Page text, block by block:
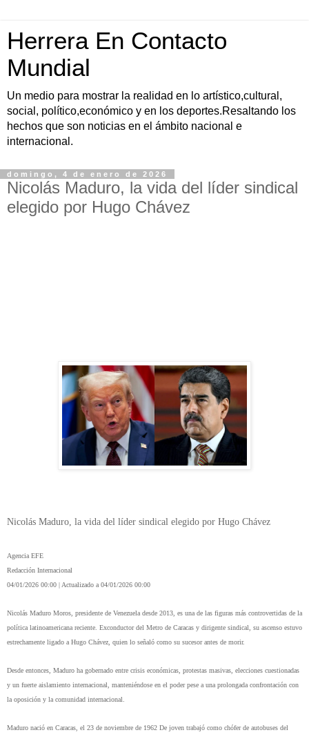
Herrera En Contacto
Mundial
Un medio para mostrar la realidad en lo artístico,cultural,
social, político,económico y en los deportes.Resaltando los
hechos que son noticias en el ámbito nacional e
internacional.
domingo, 4 de enero de 2026
Nicolás Maduro, la vida del líder sindical
elegido por Hugo Chávez
Nicolás Maduro, la vida del líder sindical elegido por Hugo Chávez
Agencia EFE
Redacción Internacional
04/01/2026 00:00 | Actualizado a 04/01/2026 00:00
Nicolás Maduro Moros, presidente de Venezuela desde 2013, es una de las figuras más controvertidas de la
política latinoamericana reciente. Exconductor del Metro de Caracas y dirigente sindical, su ascenso estuvo
estrechamente ligado a Hugo Chávez, quien lo señaló como su sucesor antes de morir.
Desde entonces, Maduro ha gobernado entre crisis económicas, protestas masivas, elecciones cuestionadas
y un fuerte aislamiento internacional, manteniéndose en el poder pese a una prolongada confrontación con
la oposición y la comunidad internacional.
Maduro nació en Caracas, el 23 de noviembre de 1962 De joven trabajó como chófer de autobuses del